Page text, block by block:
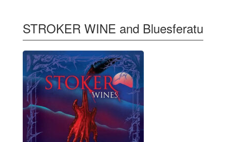
STROKER WINE and Bluesferatu